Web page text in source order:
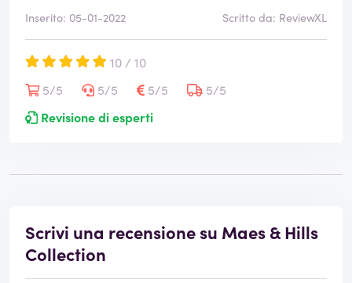
Inserito: 05-01-2022 Scritto da: ReviewXL
10 / 10
5/5
5/5 5/5
5/5
Revisione di esperti
Scrivi una recensione su Maes & Hills
Collection